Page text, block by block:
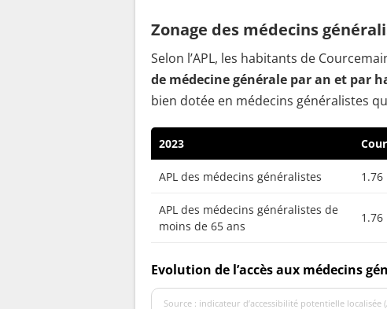
Zonage des médecins
Selon l’APL, les habitants de
de médecine générale par an et par
bien dotée en médecins généralistes
2023
APL des médecins généralistes 1.76
APL des médecins généralistes de
moins de 65 ans
1.76
Evolution de l’accès aux médecins
Source : indicateur d’accessibilité potentielle localisée